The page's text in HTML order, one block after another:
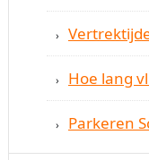
Hoe lang
Parkeren